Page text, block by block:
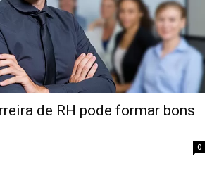
de RH pode formar bons
0